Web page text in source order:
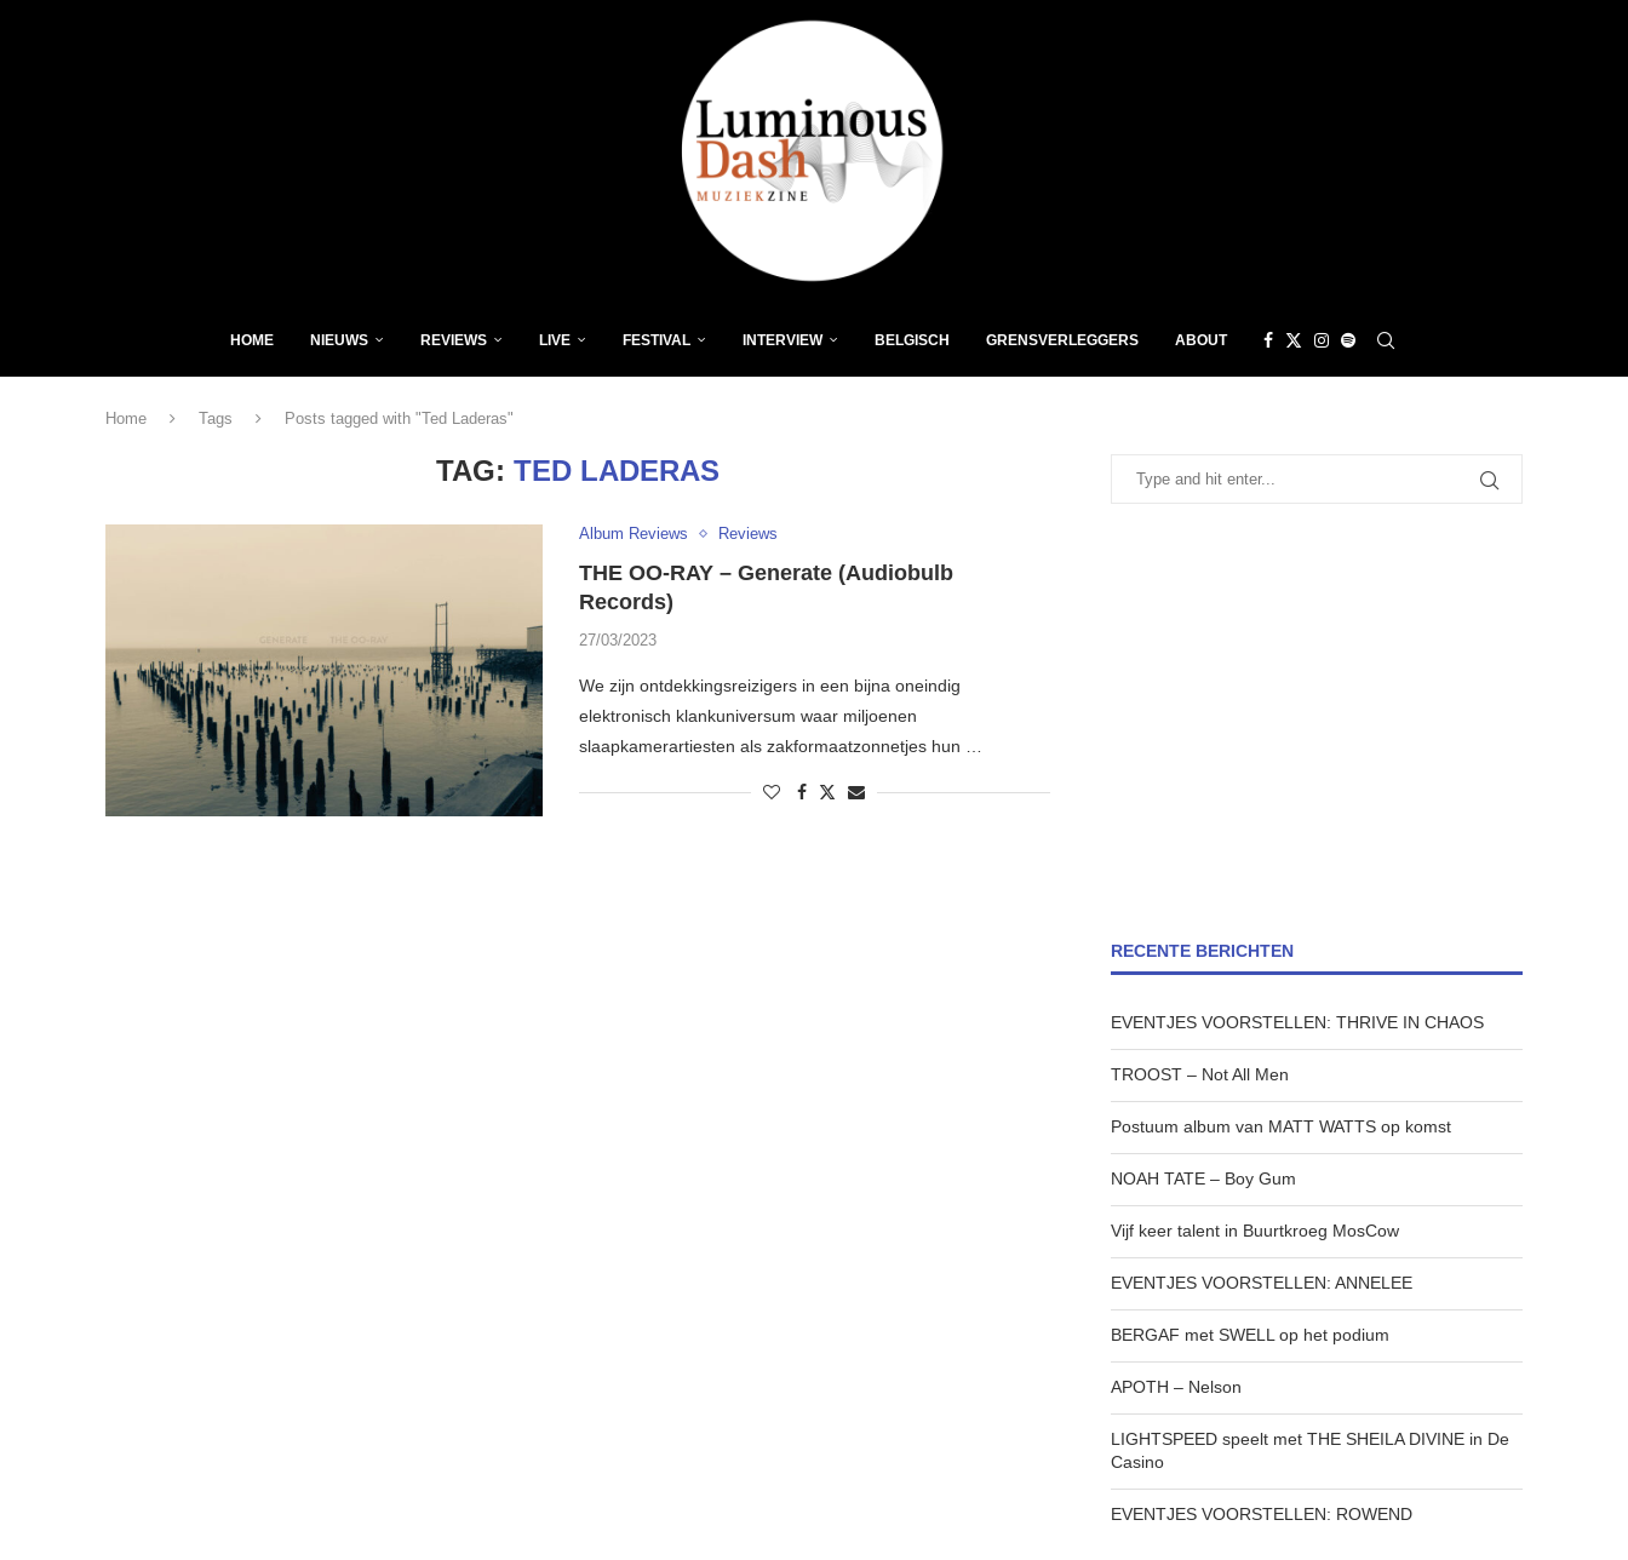
HOME NIEUWS REVIEWS LIVE FESTIVAL INTERVIEW BELGISCH GRENSVERLEGGERS ABOUT
Home Tags Posts tagged with "Ted Laderas"
TAG: TED LADERAS
Album Reviews Reviews
THE OO-RAY – Generate (Audiobulb
Records)
27/03/2023
We zijn ontdekkingsreizigers in een bijna oneindig
elektronisch klankuniversum waar miljoenen
slaapkamerartiesten als zakformaatzonnetjes hun …
RECENTE BERICHTEN
EVENTJES VOORSTELLEN: THRIVE IN CHAOS
TROOST – Not All Men
Postuum album van MATT WATTS op komst
NOAH TATE – Boy Gum
Vijf keer talent in Buurtkroeg MosCow
EVENTJES VOORSTELLEN: ANNELEE
BERGAF met SWELL op het podium
APOTH – Nelson
LIGHTSPEED speelt met THE SHEILA DIVINE in De
Casino
EVENTJES VOORSTELLEN: ROWEND